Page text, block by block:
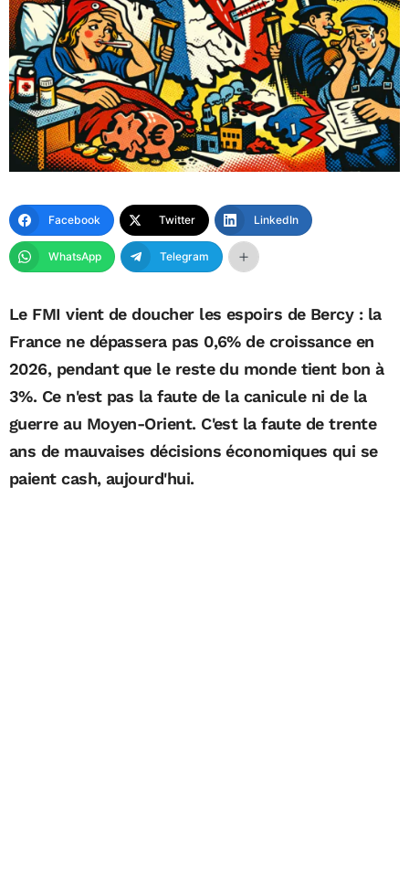
Facebook Twitter LinkedIn
WhatsApp Telegram
Le FMI vient de doucher les espoirs de Bercy : la
France ne dépassera pas 0,6% de croissance en
2026, pendant que le reste du monde tient bon à
3%. Ce n'est pas la faute de la canicule ni de la
guerre au Moyen-Orient. C'est la faute de trente
ans de mauvaises décisions économiques qui se
paient cash, aujourd'hui.